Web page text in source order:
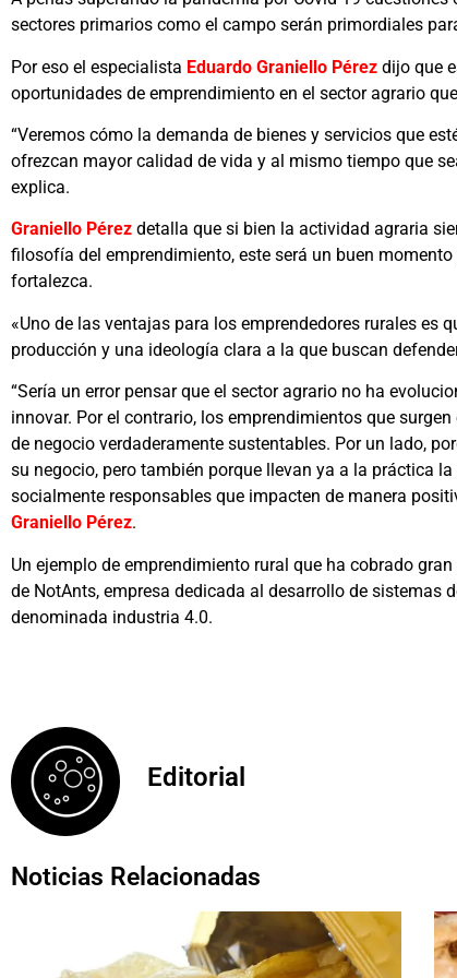
sectores primarios como el campo serán primordiales
Por eso el especialista Eduardo Graniello Pérez dijo que
oportunidades de emprendimiento en el sector agrario
“Veremos cómo la demanda de bienes y servicios que
ofrezcan mayor calidad de vida y al mismo tiempo que
explica.
Graniello Pérez detalla que si bien la actividad agraria
filosofía del emprendimiento, este será un buen
fortalezca.
«Uno de las ventajas para los emprendedores rurales es
producción y una ideología clara a la que buscan
“Sería un error pensar que el sector agrario no ha
innovar. Por el contrario, los emprendimientos que
de negocio verdaderamente sustentables. Por un lado,
su negocio, pero también porque llevan ya a la práctica
socialmente responsables que impacten de manera
Graniello Pérez.
Un ejemplo de emprendimiento rural que ha cobrado
de NotAnts, empresa dedicada al desarrollo de sistemas
denominada industria 4.0.
Editorial
Noticias Relacionadas